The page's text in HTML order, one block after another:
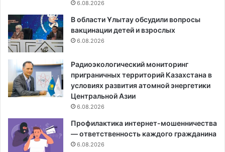
6.08.2026
В области Ұлытау обсудили вопросы
вакцинации детей и взрослых
6.08.2026
Радиоэкологический мониторинг
приграничных территорий Казахстана в
условиях развития атомной энергетики
Центральной Азии
6.08.2026
Профилактика интернет-мошенничества
— ответственность каждого гражданина
6.08.2026